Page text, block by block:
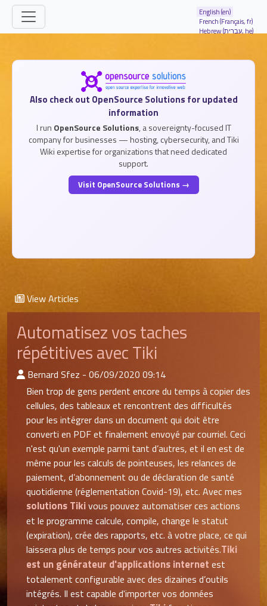
Site identity, navigation, etc.
English (en)
French (Français, fr)
Hebrew (עברית, he) Navigation and related functionality
Also check out OpenSource Solutions for updated
information
I run OpenSource Solutions, a sovereignty-focused IT
company for businesses — hosting, cybersecurity, and Tiki
Wiki expertise for organizations that need dedicated
support.
Visit OpenSource Solutions →
View Articles
Automatisez vos taches
répétitives avec Tiki
:Published By
Bernard Sfez - 06/09/2020 09:14
Bien trop de gens perdent encore du temps à copier des
cellules, des tableaux et rencontrent des difficultés
pour les intégrer dans un document qui doit être
converti en PDF et finalement envoyé par courriel. Ceci
n'est qu'un exemple parmi tant d’autres, et il en est de
même pour les calculs de pointeuses, les relances de
paiement, d’abonnement ou de déclaration de santé
quotidienne (réglementation Covid-19), etc. Avec mes
solutions Tikivous pouvez automatiser ces actions
et le programme calcule, compile, change le statut
(expiration), crée des rapports, etc. à votre place, ce qui
laissera plus de temps pour vos autres activités.Tiki
est un générateur d'applications internet est
totalement configurable avec des dizaines d’outils
intégrés. Il est capable d'importer vos données